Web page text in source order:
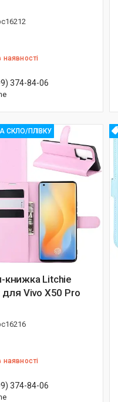
374-84-06
СКЛО/ПЛІВКУ
книжка Litchie
для Vivo X50 Pro
374-84-06